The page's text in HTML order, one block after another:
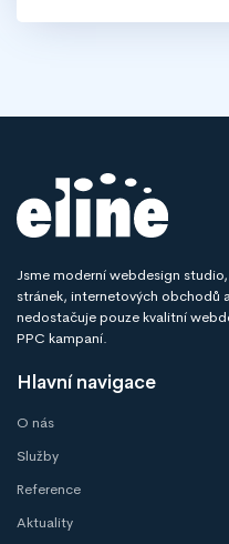
Jsme moderní webdesign
stránek, internetových obchodů
nedostačuje pouze kvalitní
PPC kampaní.
Hlavní navigace
O nás
Služby
Reference
Aktuality